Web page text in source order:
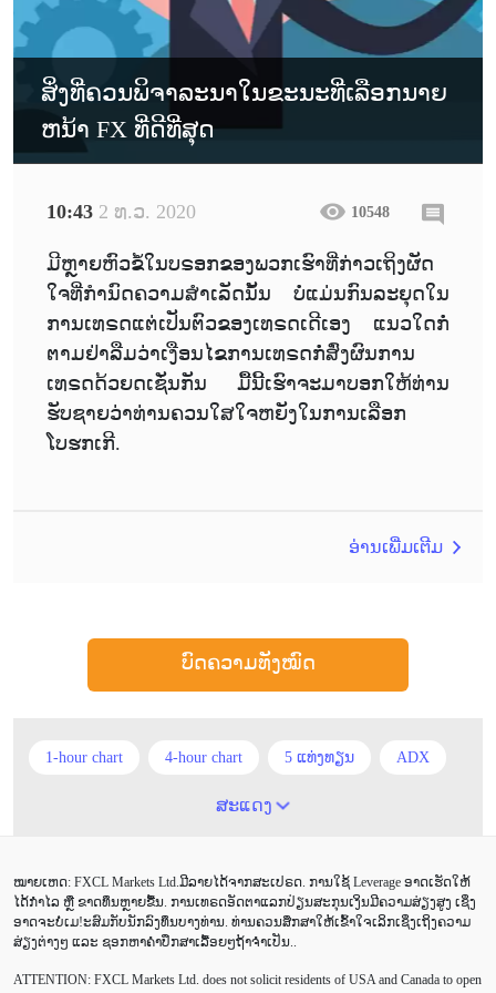
ສິ່ງທີ່ຄວນພິຈາລະນາໃນຂະນະທີ່ເລືອກນາຍ
ຫນ້າ FX ທີ່ດີທີ່ສຸດ
10:43 2 ທ.ວ. 2020 10548
ມີຫຼາຍຫົວຂໍ້ໃນບຣອກຂອງພວກເຮົາທີ່ກ່າວເຖິງຜັດ
ໃຈທີ່ກຳນົດຄວາມສຳເລັດນັ້ນ ບໍ່ແມ່ນກົນລະຍຸດໃນ
ການເທຣດແຕ່ເປັນຕົວຂອງເທຣດເດີເອງ ແນວໃດກໍ່
ຕາມຢ່າລືມວ່າເງືອນໄຂການເທຣດກໍ່ສົ່ງຜົນການ
ເທຣດດ້ວຍດເຊັ່ນກັນ ມື້ນີ້ເຮົາຈະມາບອກໃຫ້ທ່ານ
ຮັບຊາຍວ່າທ່ານຄວນໃສໃຈຫຍັງໃນການເລືອກ
ໂບຮກເກີ.
ອ່ານເພີ່ມເຕີມ
ບົດຄວາມທັງໝົດ
1-hour chart 4-hour chart 5 ແທ່ງທຽນ ADX
Alexander Elder
Buy Stop CAD CHF COVID-19 CPI
Canadian dollar Charles Dow
Chinese Yuan Correlation Matrix D1 DailyFX
ສະແດງ
ໝາຍເຫດ: FXCL Markets Ltd.ມີລາຍໄດ້ຈາກສະເປຣດ. ການໃຊ້ Leverage ອາດເຮັດໃຫ້
ໄດ້ກຳໄລ ຫຼື ຂາດທຶນຫຼາຍຂື້ນ. ການເທຣດອັດຕາແລກປ່ຽນສະກຸນເງິນມີຄວາມສ່ຽງສູງ ເຊິ່ງ
ອາດຈະບໍ່ເມ!ະສົມກັບນັກລົງທຶນບາງທ່ານ. ທ່ານຄວນສຶກສາໃຫ້ເຂົ້າໃຈເລິກເຊິ່ງເຖິງຄວາມ
ສ່ຽງຕ່າງໆ ແລະ ຊອກຫາຄຳປຶກສາເລື້ອຍໆຖ້າຈຳເປັນ..
ATTENTION: FXCL Markets Ltd. does not solicit residents of USA and Canada to open